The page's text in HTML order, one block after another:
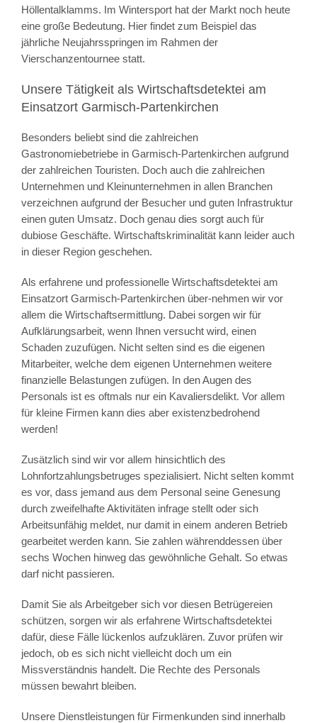
Höllentalklamms. Im Wintersport hat der Markt noch heute
eine große Bedeutung. Hier findet zum Beispiel das
jährliche Neujahrsspringen im Rahmen der
Vierschanzentournee statt.
Unsere Tätigkeit als Wirtschaftsdetektei am
Einsatzort Garmisch-Partenkirchen
Besonders beliebt sind die zahlreichen
Gastronomiebetriebe in Garmisch-Partenkirchen aufgrund
der zahlreichen Touristen. Doch auch die zahlreichen
Unternehmen und Kleinunternehmen in allen Branchen
verzeichnen aufgrund der Besucher und guten Infrastruktur
einen guten Umsatz. Doch genau dies sorgt auch für
dubiose Geschäfte. Wirtschaftskriminalität kann leider auch
in dieser Region geschehen.
Als erfahrene und professionelle Wirtschaftsdetektei am
Einsatzort Garmisch-Partenkirchen über-nehmen wir vor
allem die Wirtschaftsermittlung. Dabei sorgen wir für
Aufklärungsarbeit, wenn Ihnen versucht wird, einen
Schaden zuzufügen. Nicht selten sind es die eigenen
Mitarbeiter, welche dem eigenen Unternehmen weitere
finanzielle Belastungen zufügen. In den Augen des
Personals ist es oftmals nur ein Kavaliersdelikt. Vor allem
für kleine Firmen kann dies aber existenzbedrohend
werden!
Zusätzlich sind wir vor allem hinsichtlich des
Lohnfortzahlungsbetruges spezialisiert. Nicht selten kommt
es vor, dass jemand aus dem Personal seine Genesung
durch zweifelhafte Aktivitäten infrage stellt oder sich
Arbeitsunfähig meldet, nur damit in einem anderen Betrieb
gearbeitet werden kann. Sie zahlen währenddessen über
sechs Wochen hinweg das gewöhnliche Gehalt. So etwas
darf nicht passieren.
Damit Sie als Arbeitgeber sich vor diesen Betrügereien
schützen, sorgen wir als erfahrene Wirtschaftsdetektei
dafür, diese Fälle lückenlos aufzuklären. Zuvor prüfen wir
jedoch, ob es sich nicht vielleicht doch um ein
Missverständnis handelt. Die Rechte des Personals
müssen bewahrt bleiben.
Unsere Dienstleistungen für Firmenkunden sind innerhalb